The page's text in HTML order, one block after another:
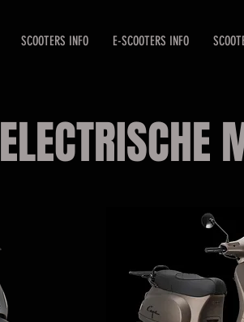
SCOOTERS INFO E-SCOOTERS INFO
ELECTRISCHE